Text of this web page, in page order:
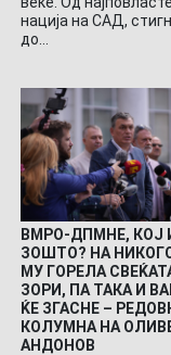
нација на САД,
до…
ВМРО-ДПМНЕ, КОЈ
ЗОШТО? НА
МУ ГОРЕЛА
ЗОРИ, ПА ТАКА И
ЌЕ ЗГАСНЕ –
КОЛУМНА НА
АНДОНОВ